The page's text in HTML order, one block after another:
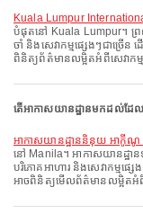
Kuala Lumpur
បំផុតនៅ Kuala Lumpur។ ព្រ
ចាំ និងសេវាកម្មផ្សេងៗជាច្រើ
ពិនិត្យព័ត៌មានលម្អិតអំពីសេវាក
តើអាកាសយានដ្ឋានមកដល់ដែ
អាកាសយានដ្ឋាននិនុយ អាកូីណូ
នៅ Manila។ អាកាសយានដ្ឋានទ
បរិភោគអាហារ និងសេវាកម្មផ្ស
អាចពិនិត្យមើលព័ត៌មានលម្អិតអំពី